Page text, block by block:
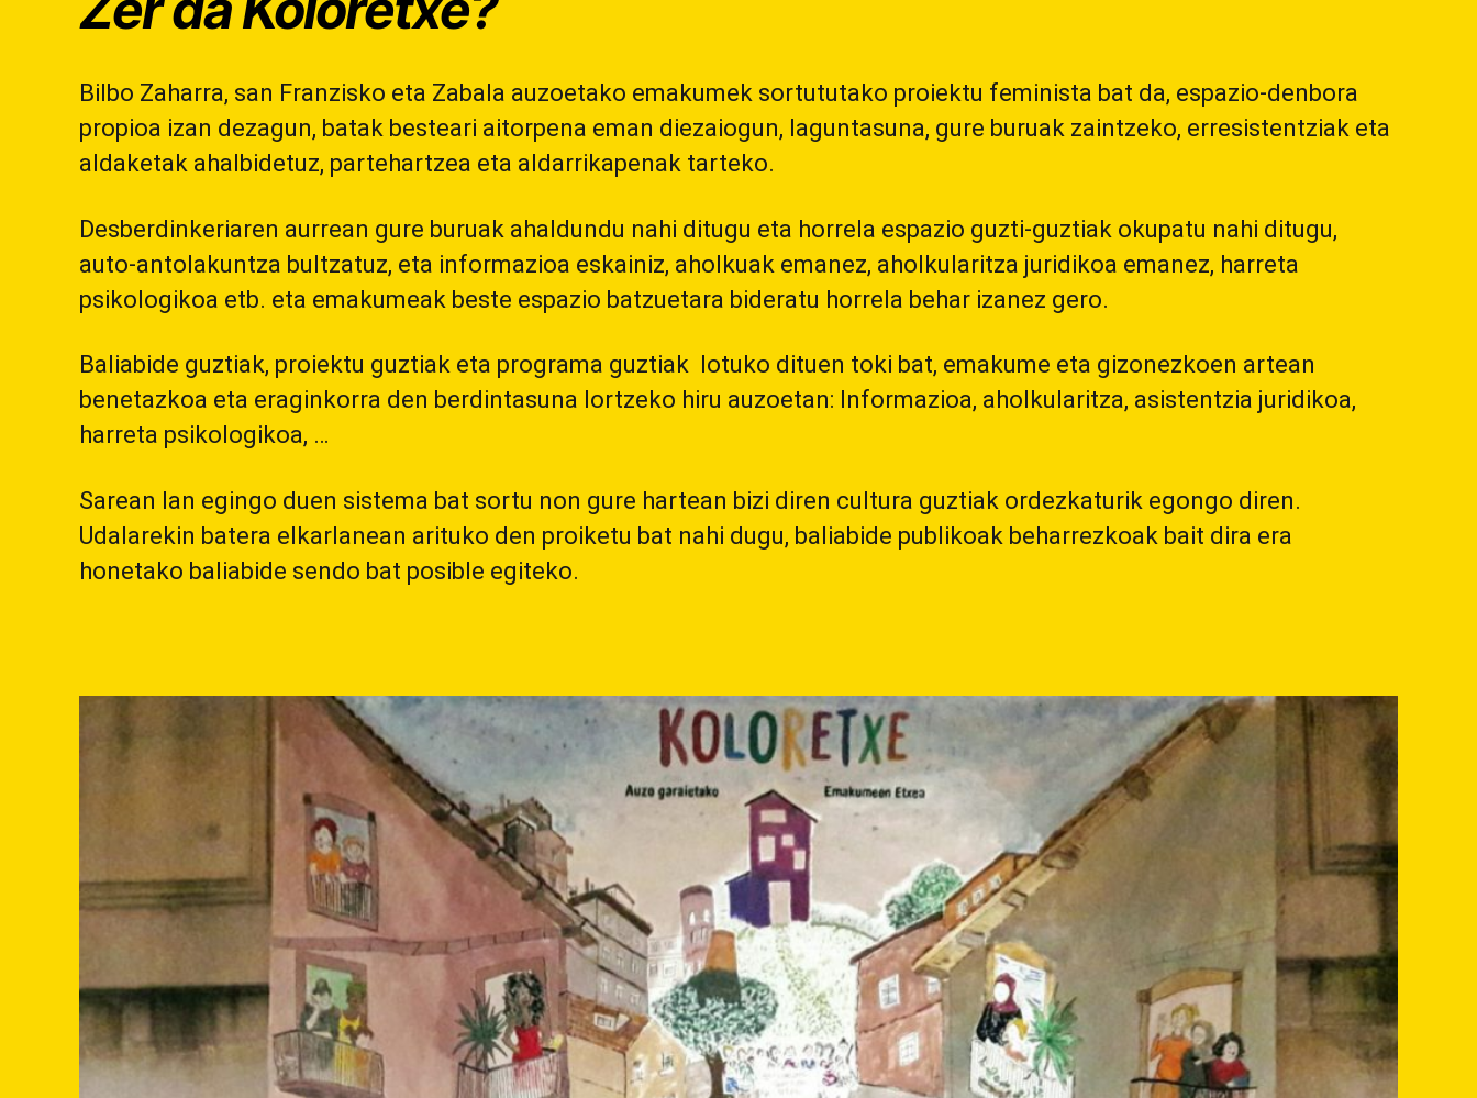
Bilbo Zaharra, san Franzisko eta Zabala auzoetako emakumek sortututako proiektu feminista bat da, espazio-denbora
propioa izan dezagun, batak besteari aitorpena eman diezaiogun, laguntasuna, gure buruak zaintzeko, erresistentziak eta
aldaketak ahalbidetuz, partehartzea eta aldarrikapenak tarteko.
Desberdinkeriaren aurrean gure buruak ahaldundu nahi ditugu eta horrela espazio guzti-guztiak okupatu nahi ditugu,
auto-antolakuntza bultzatuz, eta informazioa eskainiz, aholkuak emanez, aholkularitza juridikoa emanez, harreta
psikologikoa etb. eta emakumeak beste espazio batzuetara bideratu horrela behar izanez gero.
Baliabide guztiak, proiektu guztiak eta programa guztiak lotuko dituen toki bat, emakume eta gizonezkoen artean
benetazkoa eta eraginkorra den berdintasuna lortzeko hiru auzoetan: Informazioa, aholkularitza, asistentzia juridikoa,
harreta psikologikoa, …
Sarean lan egingo duen sistema bat sortu non gure hartean bizi diren cultura guztiak ordezkaturik egongo diren.
Udalarekin batera elkarlanean arituko den proiketu bat nahi dugu, baliabide publikoak beharrezkoak bait dira era
honetako baliabide sendo bat posible egiteko.